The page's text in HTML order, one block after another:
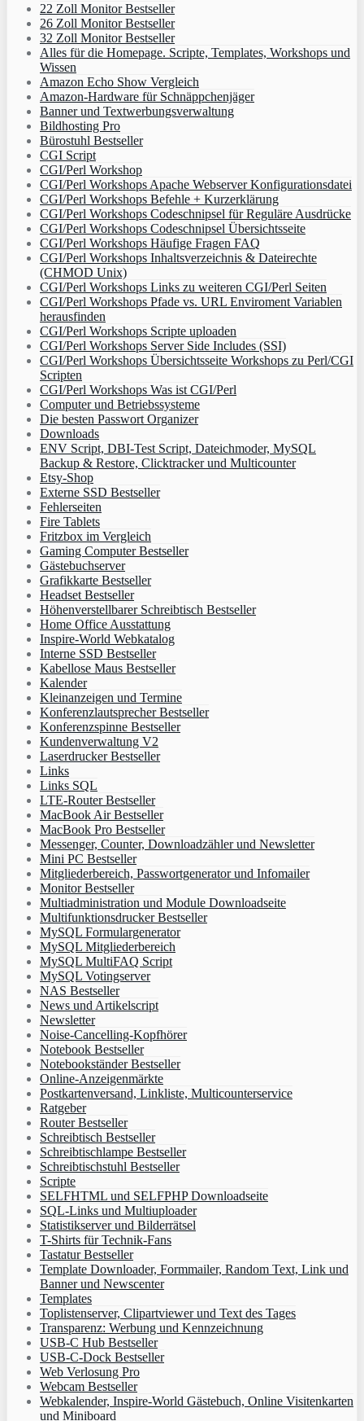
22 Zoll Monitor Bestseller
26 Zoll Monitor Bestseller
32 Zoll Monitor Bestseller
Alles für die Homepage. Scripte, Templates, Workshops und
Wissen
Amazon Echo Show Vergleich
Amazon-Hardware für Schnäppchenjäger
Banner und Textwerbungsverwaltung
Bildhosting Pro
Bürostuhl Bestseller
CGI Script
CGI/Perl Workshop
CGI/Perl Workshops Apache Webserver Konfigurationsdatei
CGI/Perl Workshops Befehle + Kurzerklärung
CGI/Perl Workshops Codeschnipsel für Reguläre Ausdrücke
CGI/Perl Workshops Codeschnipsel Übersichtsseite
CGI/Perl Workshops Häufige Fragen FAQ
CGI/Perl Workshops Inhaltsverzeichnis & Dateirechte
(CHMOD Unix)
CGI/Perl Workshops Links zu weiteren CGI/Perl Seiten
CGI/Perl Workshops Pfade vs. URL Enviroment Variablen
herausfinden
CGI/Perl Workshops Scripte uploaden
CGI/Perl Workshops Server Side Includes (SSI)
CGI/Perl Workshops Übersichtsseite Workshops zu Perl/CGI
Scripten
CGI/Perl Workshops Was ist CGI/Perl
Computer und Betriebssysteme
Die besten Passwort Organizer
Downloads
ENV Script, DBI-Test Script, Dateichmoder, MySQL
Backup & Restore, Clicktracker und Multicounter
Etsy-Shop
Externe SSD Bestseller
Fehlerseiten
Fire Tablets
Fritzbox im Vergleich
Gaming Computer Bestseller
Gästebuchserver
Grafikkarte Bestseller
Headset Bestseller
Höhenverstellbarer Schreibtisch Bestseller
Home Office Ausstattung
Inspire-World Webkatalog
Interne SSD Bestseller
Kabellose Maus Bestseller
Kalender
Kleinanzeigen und Termine
Konferenzlautsprecher Bestseller
Konferenzspinne Bestseller
Kundenverwaltung V2
Laserdrucker Bestseller
Links
Links SQL
LTE-Router Bestseller
MacBook Air Bestseller
MacBook Pro Bestseller
Messenger, Counter, Downloadzähler und Newsletter
Mini PC Bestseller
Mitgliederbereich, Passwortgenerator und Infomailer
Monitor Bestseller
Multiadministration und Module Downloadseite
Multifunktionsdrucker Bestseller
MySQL Formulargenerator
MySQL Mitgliederbereich
MySQL MultiFAQ Script
MySQL Votingserver
NAS Bestseller
News und Artikelscript
Newsletter
Noise-Cancelling-Kopfhörer
Notebook Bestseller
Notebookständer Bestseller
Online-Anzeigenmärkte
Postkartenversand, Linkliste, Multicounterservice
Ratgeber
Router Bestseller
Schreibtisch Bestseller
Schreibtischlampe Bestseller
Schreibtischstuhl Bestseller
Scripte
SELFHTML und SELFPHP Downloadseite
SQL-Links und Multiuploader
Statistikserver und Bilderrätsel
T-Shirts für Technik-Fans
Tastatur Bestseller
Template Downloader, Formmailer, Random Text, Link und
Banner und Newscenter
Templates
Toplistenserver, Clipartviewer und Text des Tages
Transparenz: Werbung und Kennzeichnung
USB-C Hub Bestseller
USB-C-Dock Bestseller
Web Verlosung Pro
Webcam Bestseller
Webkalender, Inspire-World Gästebuch, Online Visitenkarten
und Miniboard